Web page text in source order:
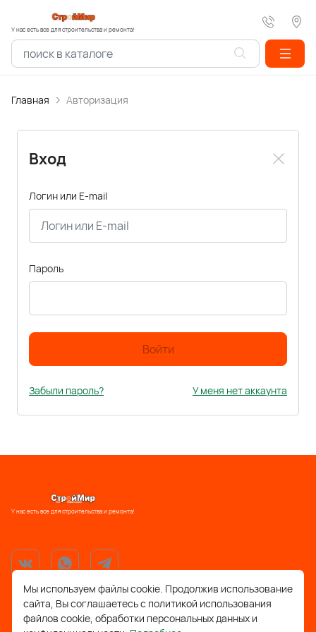
У нас есть все для строительства и ремонта!
Главная Авторизация
Вход
Логин или E-mail
Пароль
Войти
Забыли пароль? У меня нет аккаунта
У нас есть все для строительства и ремонта!
support@stroymir48.ru
Мы используем файлы cookie. Продолжив использование
сайта, Вы соглашаетесь с политикой использования
файлов cookie, обработки персональных данных и